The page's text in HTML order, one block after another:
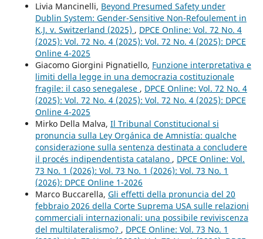
Livia Mancinelli, Beyond Presumed Safety under
Dublin System: Gender-Sensitive Non-Refoulement in
K.J. v. Switzerland (2025) , DPCE Online: Vol. 72 No. 4
(2025): Vol. 72 No. 4 (2025): Vol. 72 No. 4 (2025): DPCE
Online 4-2025
Giacomo Giorgini Pignatiello, Funzione interpretativa e
limiti della legge in una democrazia costituzionale
fragile: il caso senegalese , DPCE Online: Vol. 72 No. 4
(2025): Vol. 72 No. 4 (2025): Vol. 72 No. 4 (2025): DPCE
Online 4-2025
Mirko Della Malva, Il Tribunal Constitucional si
pronuncia sulla Ley Orgánica de Amnistía: qualche
considerazione sulla sentenza destinata a concludere
il procés indipendentista catalano , DPCE Online: Vol.
73 No. 1 (2026): Vol. 73 No. 1 (2026): Vol. 73 No. 1
(2026): DPCE Online 1-2026
Marco Buccarella, Gli effetti della pronuncia del 20
febbraio 2026 della Corte Suprema USA sulle relazioni
commerciali internazionali: una possibile reviviscenza
del multilateralismo? , DPCE Online: Vol. 73 No. 1